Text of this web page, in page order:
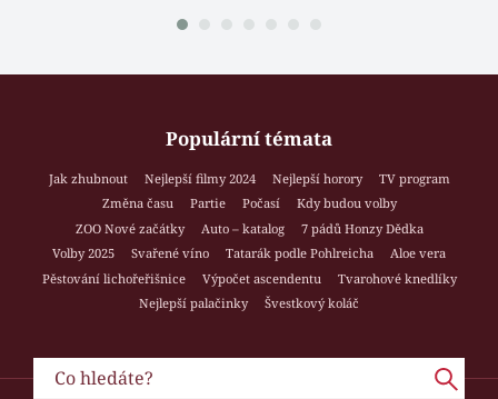
Populární témata
Jak zhubnout Nejlepší filmy 2024 Nejlepší horory
TV program
Změna času
Partie Počasí
Kdy budou volby
ZOO Nové začátky
Auto – katalog
7 pádů Honzy Dědka
Volby 2025
Svařené víno Tatarák podle Pohlreicha
Aloe vera
Pěstování lichořeřišnice
Výpočet ascendentu
Tvarohové knedlíky
Nejlepší palačinky
Švestkový koláč